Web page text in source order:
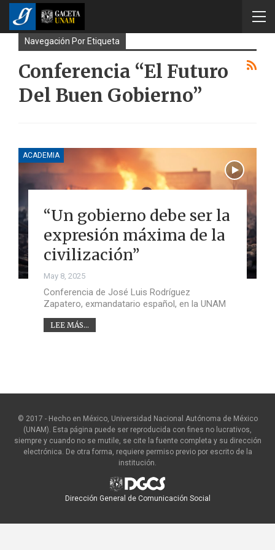
Navegación Por Etiqueta
Conferencia “El Futuro
Del Buen Gobierno”
ACADEMIA
“Un gobierno debe ser la
expresión máxima de la
civilización”
May 8, 2025
Conferencia de José Luis Rodríguez
Zapatero, exmandatario español, en la UNAM
LEE MÁS...
© 2017 - Hecho en México, Universidad Nacional Autónoma de México
(UNAM). Esta página puede ser reproducida con fines no lucrativos,
siempre y cuando no se mutile, se cite la fuente completa y su dirección
electrónica. De otra forma, requiere permiso previo por escrito de la
institución.
Dirección General de Comunicación Social